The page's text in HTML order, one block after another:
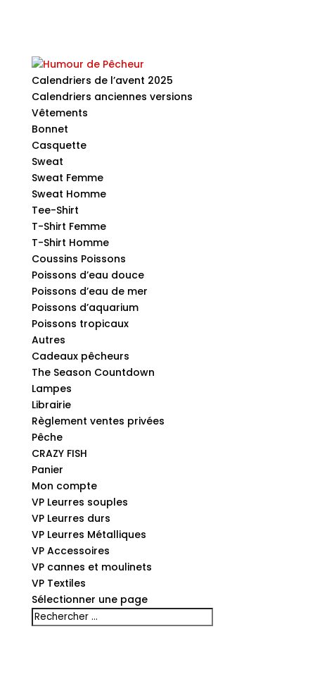
Calendriers de l’avent 2025
Calendriers anciennes versions
Vêtements
Bonnet
Casquette
Sweat
Sweat Femme
Sweat Homme
Tee-Shirt
T-Shirt Femme
T-Shirt Homme
Coussins Poissons
Poissons d’eau douce
Poissons d’eau de mer
Poissons d’aquarium
Poissons tropicaux
Autres
Cadeaux pêcheurs
The Season Countdown
Lampes
Librairie
Règlement ventes privées
Pêche
CRAZY FISH
Panier
Mon compte
VP Leurres souples
VP Leurres durs
VP Leurres Métalliques
VP Accessoires
VP cannes et moulinets
VP Textiles
Sélectionner une page